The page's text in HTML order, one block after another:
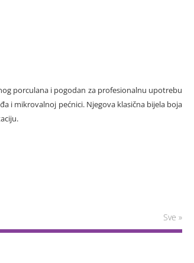
porculana i pogodan za profesionalnu upotrebu
i mikrovalnoj pećnici. Njegova klasična bijela boja
Sve »